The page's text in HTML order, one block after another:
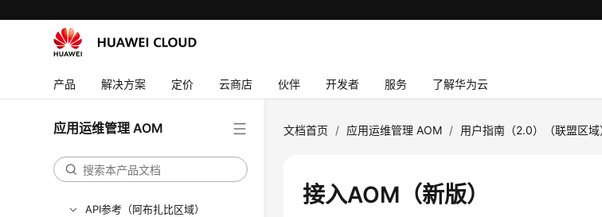
产品 解决方案 定价 云商店 伙伴 开发者 服务 了解华为云
应用运维管理 AOM
AOM 1.0 文档
用户指南（2.0）（吉隆坡区域）
用户指南（阿布扎比区域）
API参考（阿布扎比区域）
文档首页 / 应用运维管理 AOM / 用户指南（2.0）（联盟区域
接入AOM（新版）